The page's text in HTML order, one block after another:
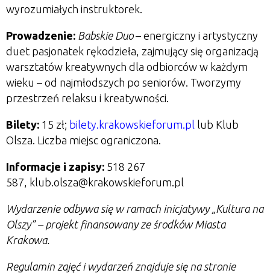
wyrozumiałych instruktorek.
Prowadzenie: Babskie Duo – energiczny i artystyczny
duet pasjonatek rękodzieła, zajmujący się organizacją
warsztatów kreatywnych dla odbiorców w każdym
wieku – od najmłodszych po seniorów. Tworzymy
przestrzeń relaksu i kreatywności.
Bilety: 15 zł; bilety.krakowskieforum.pl lub Klub
Olsza. Liczba miejsc ograniczona.
Informacje i zapisy: 518 267
587, klub.olsza@krakowskieforum.pl
Wydarzenie odbywa się w ramach inicjatywy„Kultura na
Olszy”– projekt finansowany ze środków Miasta
Krakowa.
Regulamin zajęć i wydarzeń znajduje się na stronie